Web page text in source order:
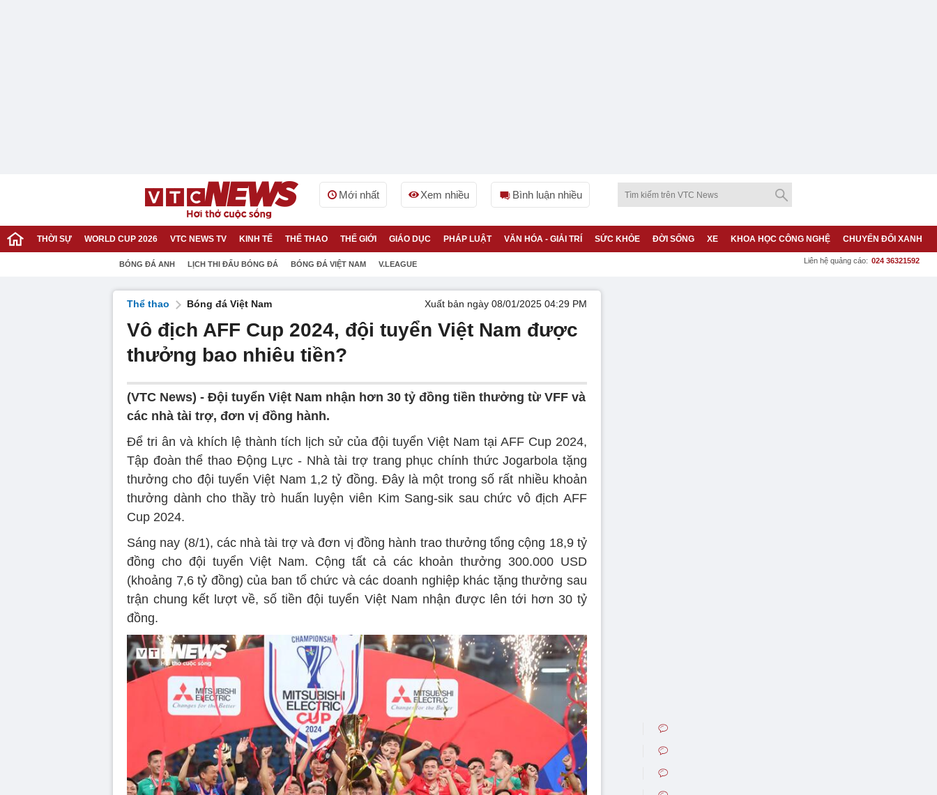
Mới nhất Xem nhiều Bình luận nhiều
THỜI SỰ WORLD CUP 2026 VTC NEWS TV KINH TẾ THỂ THAO THẾ GIỚI GIÁO DỤC PHÁP LUẬT VĂN HÓA - GIẢI TRÍ SỨC KHỎE ĐỜI SỐNG XE KHOA HỌC CÔNG NGHỆ CHUYỂN ĐỔI XANH
BÓNG ĐÁ ANH LỊCH THI ĐẤU BÓNG ĐÁ BÓNG ĐÁ VIỆT NAM V.LEAGUE Liên hệ quảng cáo: 024 36321592
Thể thao Bóng đá Việt Nam Xuất bản ngày 08/01/2025 04:29 PM
Vô địch AFF Cup 2024, đội tuyển Việt Nam được
thưởng bao nhiêu tiền?
(VTC News) - Đội tuyển Việt Nam nhận hơn 30 tỷ đồng tiền thưởng từ VFF và
các nhà tài trợ, đơn vị đồng hành.
Để tri ân và khích lệ thành tích lịch sử của đội tuyển Việt Nam tại AFF Cup 2024,
Tập đoàn thể thao Động Lực - Nhà tài trợ trang phục chính thức Jogarbola tặng
thưởng cho đội tuyển Việt Nam 1,2 tỷ đồng. Đây là một trong số rất nhiều khoản
thưởng dành cho thầy trò huấn luyện viên Kim Sang-sik sau chức vô địch AFF
Cup 2024.
Sáng nay (8/1), các nhà tài trợ và đơn vị đồng hành trao thưởng tổng cộng 18,9 tỷ
đồng cho đội tuyển Việt Nam. Cộng tất cả các khoản thưởng 300.000 USD
(khoảng 7,6 tỷ đồng) của ban tổ chức và các doanh nghiệp khác tặng thưởng sau
trận chung kết lượt về, số tiền đội tuyển Việt Nam nhận được lên tới hơn 30 tỷ
đồng.